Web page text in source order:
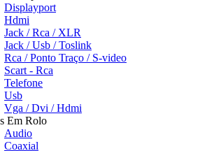
Displayport
Hdmi
Jack / Rca / XLR
Jack / Usb / Toslink
Rca / Ponto Traço / S-video
Scart - Rca
Telefone
Usb
Vga / Dvi / Hdmi
Em Rolo
Audio
Coaxial